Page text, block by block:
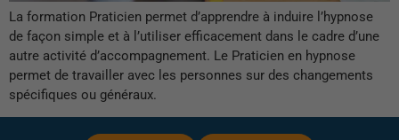
La formation Praticien permet d’apprendre à induire l’hypnose
de façon simple et à l’utiliser efficacement dans le cadre d’une
autre activité d’accompagnement. Le Praticien en hypnose
permet de travailler avec les personnes sur des changements
spécifiques ou généraux.